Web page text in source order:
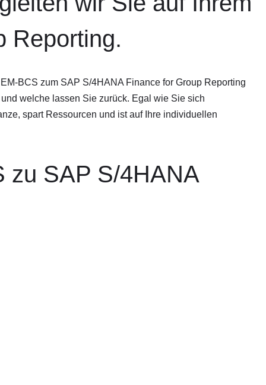
Reporting.
BCS zum SAP S/4HANA Finance for Group Reporting
welche lassen Sie zurück. Egal wie Sie sich
spart Ressourcen und ist auf Ihre individuellen
zu SAP S/4HANA